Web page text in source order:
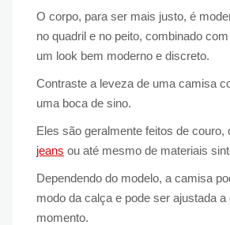
O corpo, para ser mais justo, é
no quadril e no peito, combinado
um look bem moderno e discreto.
Contraste a leveza de uma camisa
uma boca de sino.
Eles são geralmente feitos de couro,
jeans ou até mesmo de materiais
Dependendo do modelo, a camisa
modo da calça e pode ser ajustada a
momento.